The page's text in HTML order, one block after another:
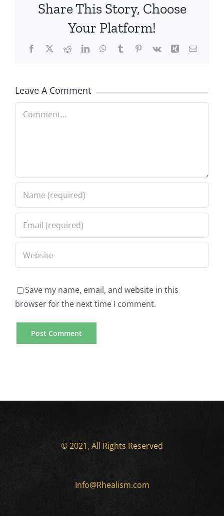
Share This Story, Choose
Your Platform!
Facebook
X RedditLinkedInWhatsApp
TumblrPinterest
Vk Xing Email
Leave A Comment
Comment
Save my name, email, and website in this
browser for the next time I comment.
© 2021, All Rights Reserved
Info@Rhealism.com